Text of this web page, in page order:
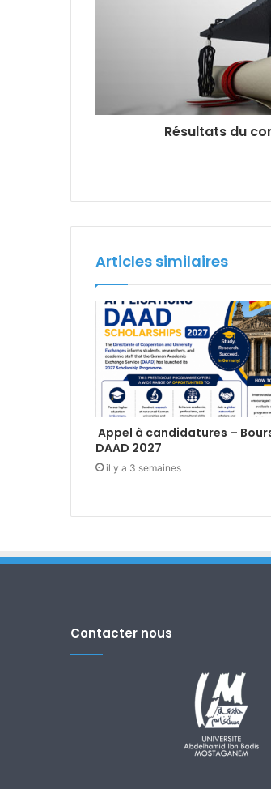
Résultats du
Articles similaires
Appel à candidatures –
DAAD 2027
il y a 3 semaines
Contacter nous